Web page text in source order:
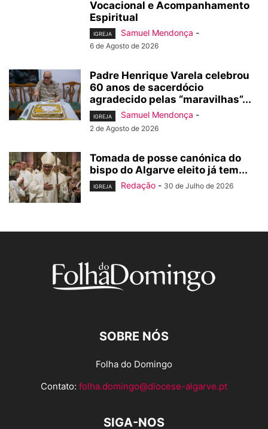
Vocacional e Acompanhamento
Espiritual
IGREJA Samuel Mendonça -
6 de Agosto de 2026
Padre Henrique Varela celebrou
60 anos de sacerdócio
agradecido pelas “maravilhas”...
IGREJA Samuel Mendonça -
2 de Agosto de 2026
Tomada de posse canónica do
bispo do Algarve eleito já tem...
IGREJA Redação - 30 de Julho de 2026
SOBRE NÓS
Folha do Domingo
Contato: folha.domingo@diocese-algarve.pt
SIGA-NOS